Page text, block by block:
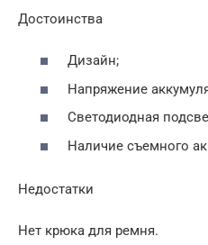
Достоинства
Дизайн;
Напряжение
Светодиодная
Наличие съемного
Недостатки
Нет крюка для ремня.